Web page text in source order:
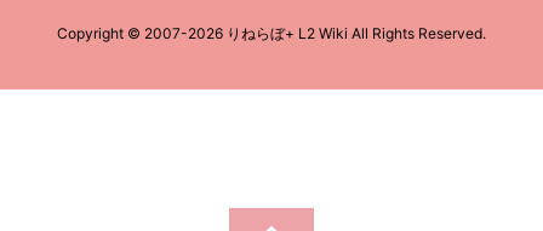
Copyright © 2007-2026 りねらぼ+ L2 Wiki All Rights Reserved.